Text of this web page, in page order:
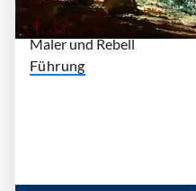
Ich, Gustave
Maler und Rebell
Führung